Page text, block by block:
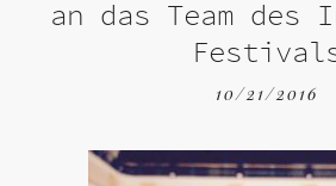
an das Team des
10/21/2016